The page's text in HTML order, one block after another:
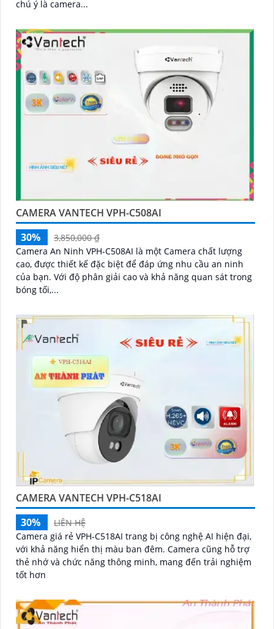
chú ý là camera...
CAMERA VANTECH VPH-C508AI
30%
3,850,000 ₫
Camera An Ninh VPH-C508AI là một Camera chất lượng
cao, được thiết kế đặc biệt để đáp ứng nhu cầu an ninh
của bạn. Với độ phân giải cao và khả năng quan sát trong
bóng tối,...
CAMERA VANTECH VPH-C518AI
30%
LIÊN HỆ
Camera giá rẻ VPH-C518AI trang bị công nghệ AI hiện đại,
với khả năng hiển thị màu ban đêm. Camera cũng hỗ trợ
thẻ nhớ và chức năng thông minh, mang đến trải nghiệm
tốt hơn